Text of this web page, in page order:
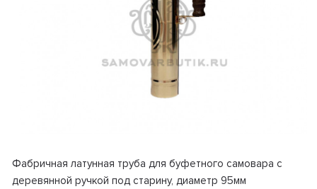
Фабричная латунная труба для буфетного самовара с
деревянной ручкой под старину, диаметр 95мм